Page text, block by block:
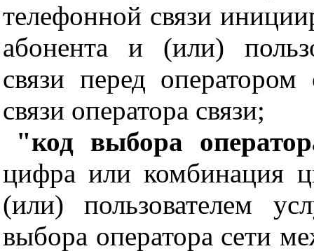
телефонной связи
абонента и (или)
связи перед
связи оператора связи;
"код выбора
цифра или комбинация
(или) пользователем
выбора оператора сети